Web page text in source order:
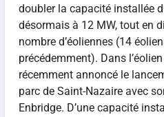
doubler la capacité installée
désormais à 12 MW, tout en
nombre d’éoliennes (14
précédemment). Dans
récemment annoncé le
parc de Saint-Nazaire avec
Enbridge. D’une capacité